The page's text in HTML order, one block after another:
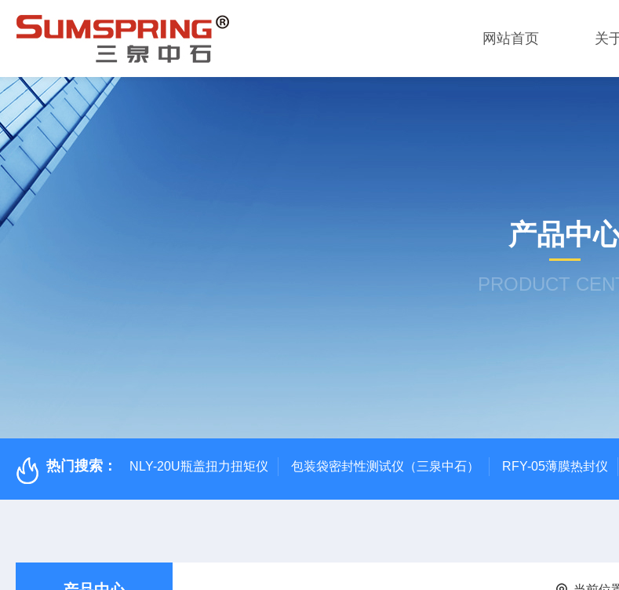
网站首页 关
产品中
PRODUCT
热门搜索： NLY-20U瓶盖扭力扭矩仪 包装袋密封性测试仪（三泉中石） RFY-05薄膜热封仪